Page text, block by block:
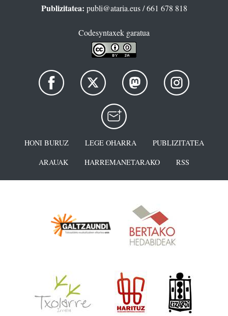
Publizitatea: publi@ataria.eus/ 661 678 818
Codesyntaxek garatua
HONI BURUZ LEGE OHARRA
PUBLIZITATEA
ARAUAK
HARREMANETARAKO RSS